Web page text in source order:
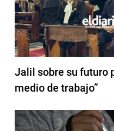
Jalil sobre su futuro
medio de trabajo”